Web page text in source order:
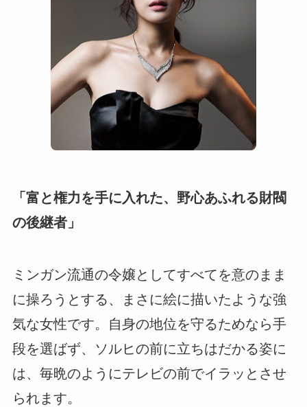
「富と権力を手に入れた、野心あふれる財閥
の後継者」
ミンガン流通の令嬢としてすべてを意のまま
に操ろうとする、まさに絵に描いたような強
気な女性です。自身の地位を守るためなら手
段を選ばず、ソルヒの前に立ちはだかる姿に
は、毎晩のようにテレビの前でイラッとさせ
られます。